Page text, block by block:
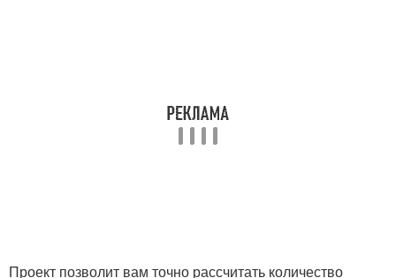
Проект позволит вам точно рассчитать количество